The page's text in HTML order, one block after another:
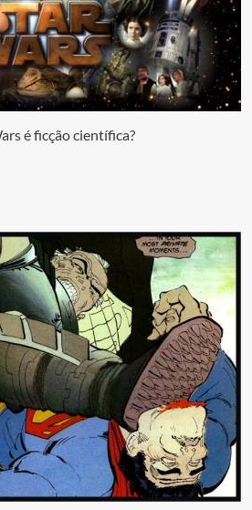
é ficção científica?